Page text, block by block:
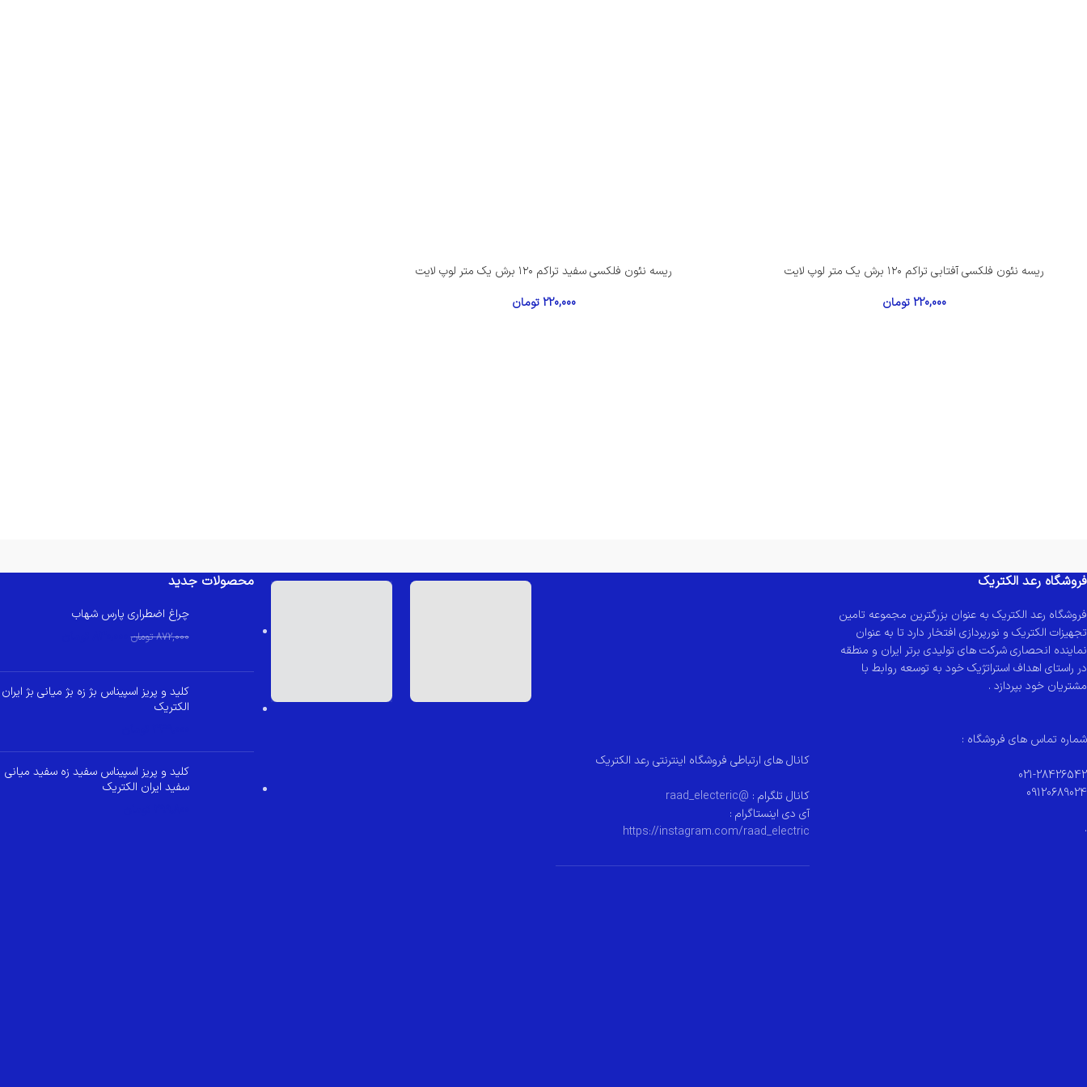
ریسه نئون فلکسی آفتابی تراکم ۱۲۰ برش یک متر لوپ لایت
220,000 تومان
ریسه نئون فلکسی سفید تراکم ۱۲۰ برش یک متر لوپ لایت
220,000 تومان
فروشگاه رعد الکتریک
فروشگاه رعد الکتریک به عنوان بزرگترین مجموعه تامین
تجهیزات الکتریک و نورپردازی افتخار دارد تا به عنوان
نماینده انحصاری شرکت های تولیدی برتر ایران و منطقه
در راستای اهداف استراتژیک خود به توسعه روابط با
مشتریان خود بپردازد .
شماره تماس های فروشگاه :
021-28426542
09120689024
.
کانال های ارتباطی فروشگاه اینترنتی رعد الکتریک
کانال تلگرام : @raad_electeric
آی دی اینستاگرام :
https://instagram.com/raad_electric
محصولات جدید
چراغ اضطراری پارس شهاب
872,000 تومان
کلید و پریز اسپیناس بژ زه بژ میانی بژ ایران
الکتریک
کلید و پریز اسپیناس سفید زه سفید میانی
سفید ایران الکتریک